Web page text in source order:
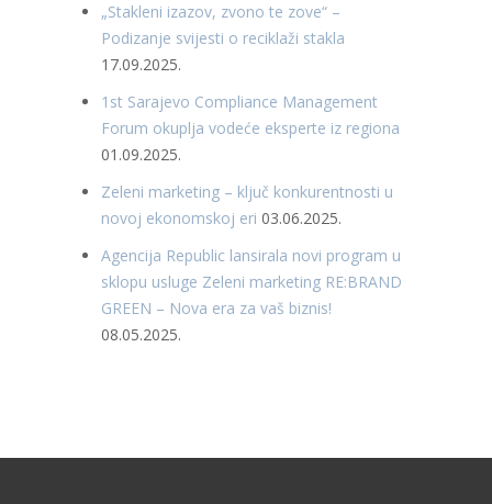
„Stakleni izazov, zvono te zove“ –
Podizanje svijesti o reciklaži stakla
17.09.2025.
1st Sarajevo Compliance Management
Forum okuplja vodeće eksperte iz regiona
01.09.2025.
Zeleni marketing – ključ konkurentnosti u
novoj ekonomskoj eri 03.06.2025.
Agencija Republic lansirala novi program u
sklopu usluge Zeleni marketing RE:BRAND
GREEN – Nova era za vaš biznis!
08.05.2025.